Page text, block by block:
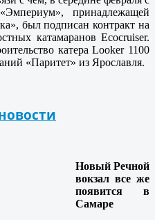
принадлежащей
был подписан контракт на
катамаранов Ecocruiser.
катера Looker 1100
«Паритет» из Ярославля.
Новый Речной
вокзал все же
появится в
Самаре